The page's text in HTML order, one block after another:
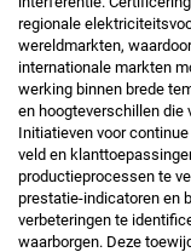
regionale
wereldmarkten,
internationale markten
werking binnen brede
en hoogteverschillen die
Initiatieven voor
veld en
productieprocessen te
prestatie-indicatoren en
verbeteringen te
waarborgen. Deze